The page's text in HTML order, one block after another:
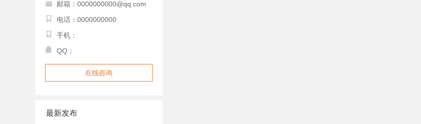
邮箱：0000000000@qq.com
电话：0000000000
手机：
QQ：
在线咨询
最新发布